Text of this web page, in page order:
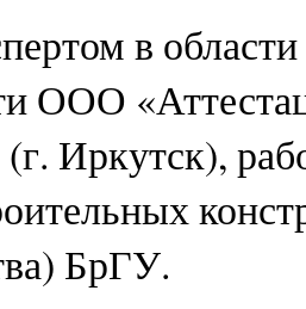
в
ООО
(г. Иркутск),
БрГУ.